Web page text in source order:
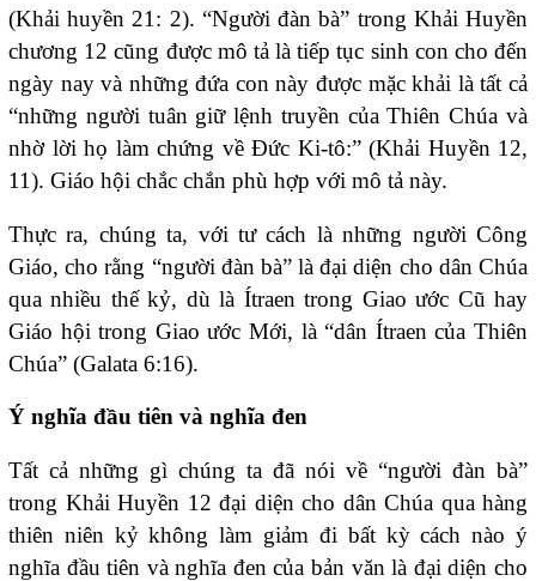
(Khải huyền 21: 2). “Người đàn bà” trong Khải Huyền
chương 12 cũng được mô tả là tiếp tục sinh con cho đến
ngày nay và những đứa con này được mặc khải là tất cả
“những người tuân giữ lệnh truyền của Thiên Chúa và
nhờ lời họ làm chứng về Đức Ki-tô:” (Khải Huyền 12,
11). Giáo hội chắc chắn phù hợp với mô tả này.
Thực ra, chúng ta, với tư cách là những người Công
Giáo, cho rằng “người đàn bà” là đại diện cho dân Chúa
qua nhiều thế kỷ, dù là Ítraen trong Giao ước Cũ hay
Giáo hội trong Giao ước Mới, là “dân Ítraen của Thiên
Chúa” (Galata 6:16).
Ý nghĩa đầu tiên và nghĩa đen
Tất cả những gì chúng ta đã nói về “người đàn bà”
trong Khải Huyền 12 đại diện cho dân Chúa qua hàng
thiên niên kỷ không làm giảm đi bất kỳ cách nào ý
nghĩa đầu tiên và nghĩa đen của bản văn là đại diện cho